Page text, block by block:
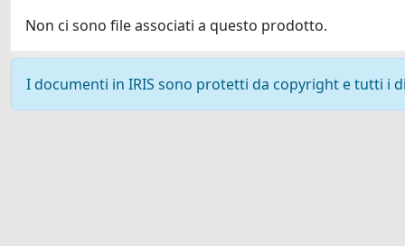
Non ci sono file associati a questo prodotto.
I documenti in IRIS sono protetti da copyright e tutti i